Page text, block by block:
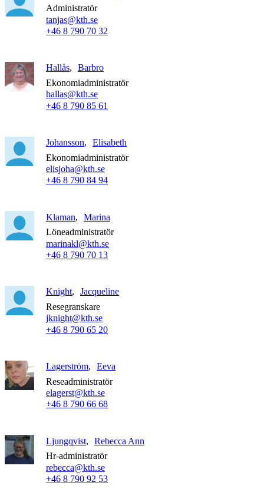
Administratör
tanjas@kth.se
+46 8 790 70 32
Hallås
Barbro
Ekonomiadministratör
hallas@kth.se
+46 8 790 85 61
Johansson
Elisabeth
Ekonomiadministratör
elisjoha@kth.se
+46 8 790 84 94
Klaman
Marina
Löneadministratör
marinakl@kth.se
+46 8 790 70 13
Knight
Jacqueline
Resegranskare
jknight@kth.se
+46 8 790 65 20
Lagerström
Eeva
Reseadministratör
elagerst@kth.se
+46 8 790 66 68
Ljungqvist
Rebecca Ann
Hr-administratör
rebecca@kth.se
+46 8 790 92 53